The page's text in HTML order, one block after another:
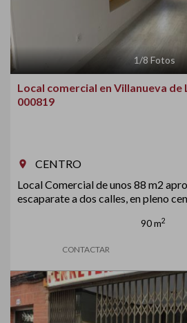
1/8Fotos
Local comercial en Villanueva de
000819
room
CENTRO
Local Comercial de unos 88 m2
escaparate a dos calles, en pleno
90 m2
CONTACTAR
Previous